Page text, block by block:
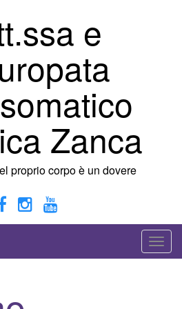
e
Zanca
proprio corpo è un dovere
A
t